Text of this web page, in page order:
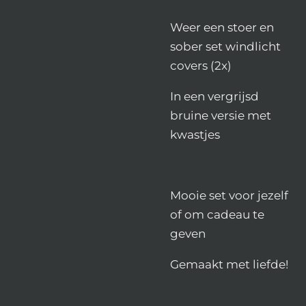
Weer een stoer en
sober set windlicht
covers (2x)
In een vergrijsd
bruine versie met
kwastjes
Mooie set voor jezelf
of om cadeau te
geven
Gemaakt met liefde!